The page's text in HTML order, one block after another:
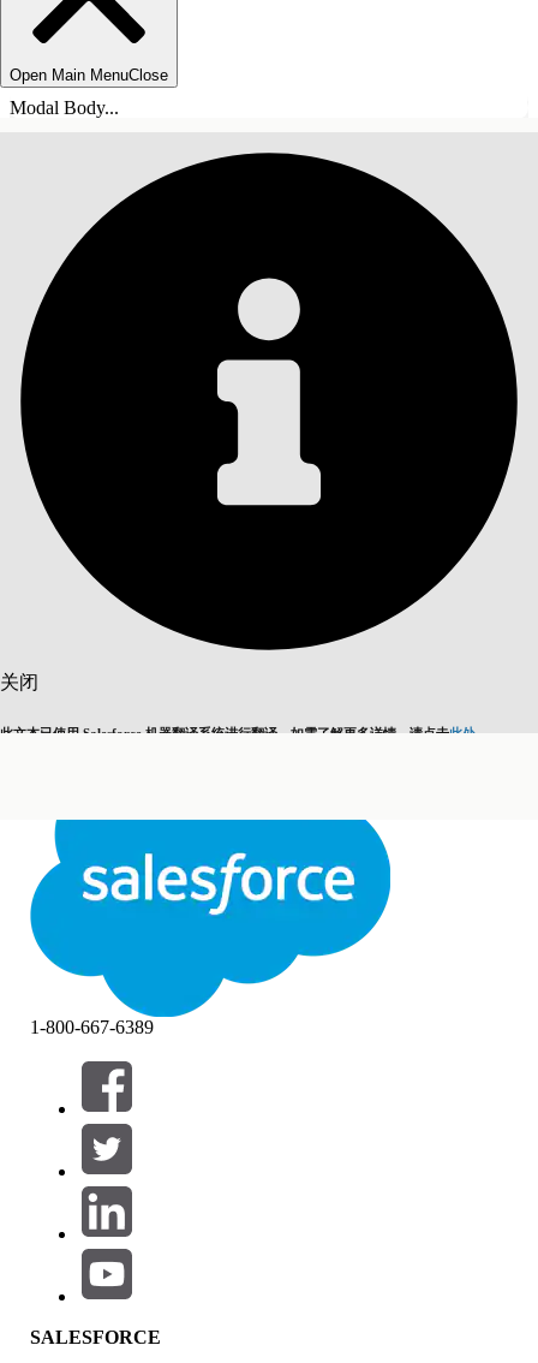
Open Main MenuClose
Modal Body...
关闭
此文本已使用 Salesforce 机器翻译系统进行翻译。如需了解更多详情，请点击此处
关闭关闭
目录
筛选条件： (0)
选择筛选器
产品区域
功能影响
1-800-667-6389
SALESFORCE